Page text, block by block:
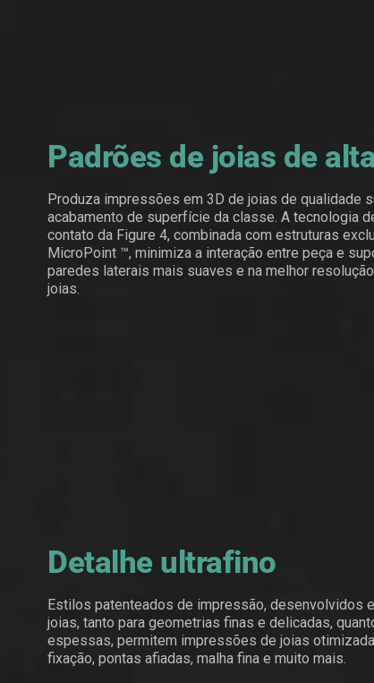
Padrões de joias de
Produza impressões em 3D de joias de qualidade
acabamento de superfície da classe. A tecnologia
contato da Figure 4, combinada com estruturas
MicroPoint ™, minimiza a interação entre peça e
paredes laterais mais suaves e na melhor
joias.
Detalhe ultrafino
Estilos patenteados de impressão, desenvolvidos
joias, tanto para geometrias finas e delicadas,
espessas, permitem impressões de joias
fixação, pontas afiadas, malha fina e muito mais.